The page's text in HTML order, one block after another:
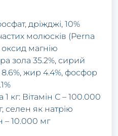
дріжджі, 10%
молюсків (Perna
оксид магнію
зола 35.2%, сирий
8.6%, жир 4.4%, фосфор
кг: Вітамін С – 100.000
селен як натрію
– 10.000 мг